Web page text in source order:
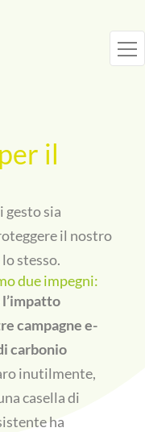
il
gesto sia
il nostro
stesso.
due impegni:
campagne e-
carbonio
inutilmente,
casella di
ha